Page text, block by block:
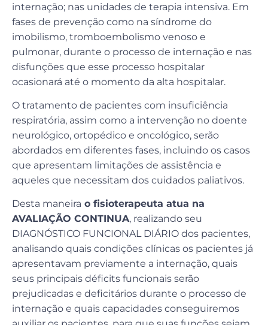
internação; nas unidades de terapia intensiva. Em
fases de prevenção como na síndrome do
imobilismo, tromboembolismo venoso e
pulmonar, durante o processo de internação e nas
disfunções que esse processo hospitalar
ocasionará até o momento da alta hospitalar.
O tratamento de pacientes com insuficiência
respiratória, assim como a intervenção no doente
neurológico, ortopédico e oncológico, serão
abordados em diferentes fases, incluindo os casos
que apresentam limitações de assistência e
aqueles que necessitam dos cuidados paliativos.
Desta maneira o fisioterapeuta atua na
AVALIAÇÃO CONTINUA, realizando seu
DIAGNÓSTICO FUNCIONAL DIÁRIO dos pacientes,
analisando quais condições clínicas os pacientes já
apresentavam previamente a internação, quais
seus principais déficits funcionais serão
prejudicadas e deficitários durante o processo de
internação e quais capacidades conseguiremos